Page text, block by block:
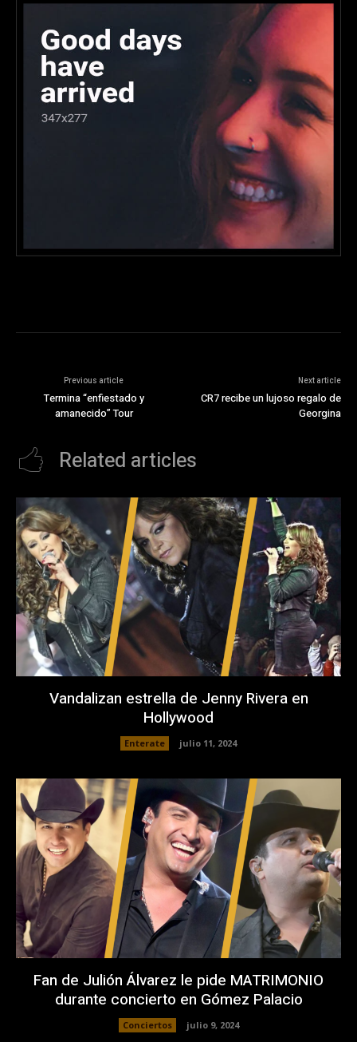
Previous article
Termina “enfiestado y
amanecido” Tour
Next article
CR7 recibe un lujoso regalo de
Georgina
Related articles
Vandalizan estrella de Jenny Rivera en
Hollywood
Enterate julio 11, 2024
Fan de Julión Álvarez le pide MATRIMONIO
durante concierto en Gómez Palacio
Conciertos julio 9, 2024